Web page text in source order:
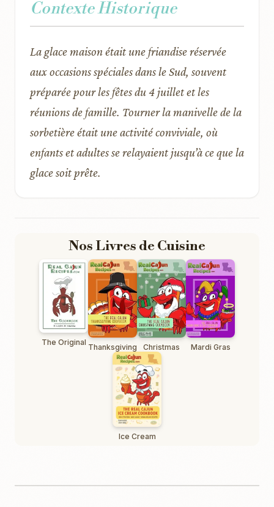
Contexte Historique
La glace maison était une friandise réservée
aux occasions spéciales dans le Sud, souvent
préparée pour les fêtes du 4 juillet et les
réunions de famille. Tourner la manivelle de la
sorbetière était une activité conviviale, où
enfants et adultes se relayaient jusqu’à ce que la
glace soit prête.
Nos Livres de Cuisine
The Original Thanksgiving Christmas Mardi Gras
Ice Cream